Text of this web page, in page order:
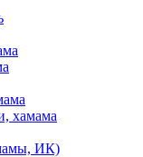
хамама
ИК)